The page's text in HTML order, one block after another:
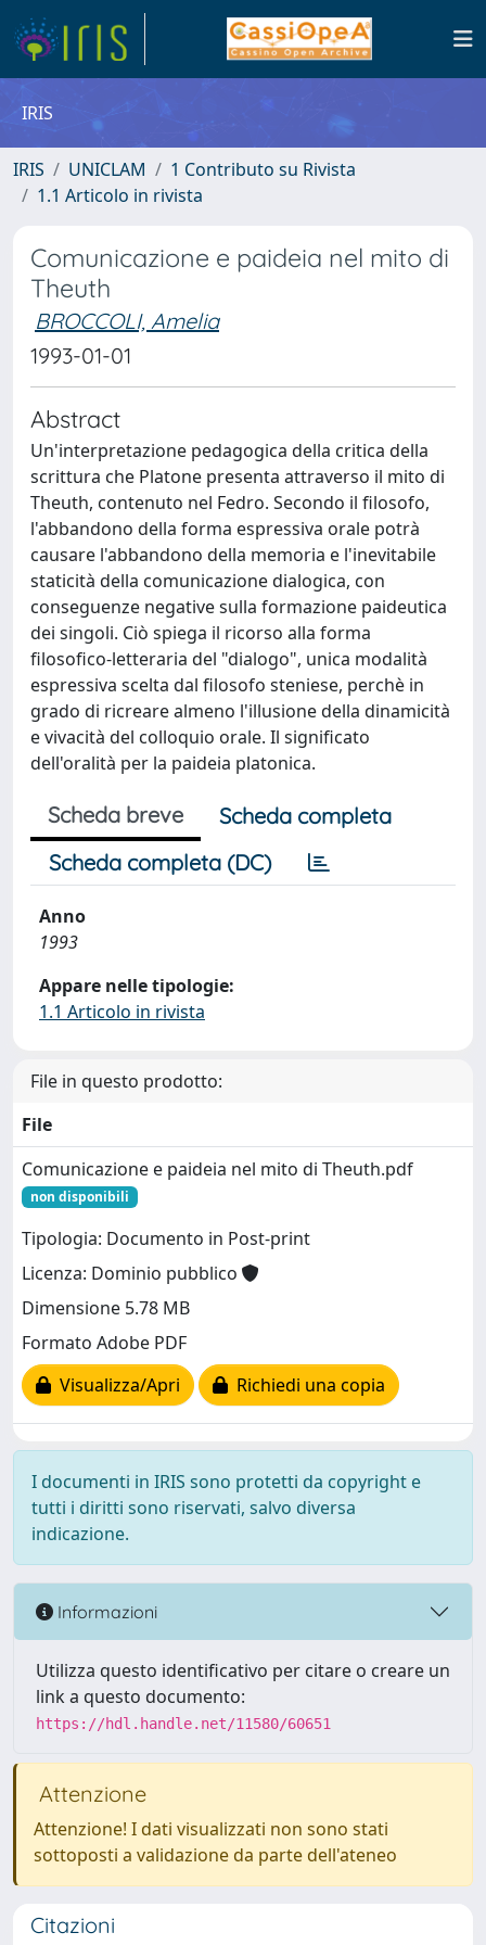
IRIS
IRIS UNICLAM
1 Contributo su Rivista
1.1 Articolo in rivista
Comunicazione e paideia nel mito di
Theuth
BROCCOLI, Amelia
1993-01-01
Abstract
Un'interpretazione pedagogica della critica della
scrittura che Platone presenta attraverso il mito di
Theuth, contenuto nel Fedro. Secondo il filosofo,
l'abbandono della forma espressiva orale potrà
causare l'abbandono della memoria e l'inevitabile
staticità della comunicazione dialogica, con
conseguenze negative sulla formazione paideutica
dei singoli. Ciò spiega il ricorso alla forma
filosofico-letteraria del "dialogo", unica modalità
espressiva scelta dal filosofo steniese, perchè in
grado di ricreare almeno l'illusione della dinamicità
e vivacità del colloquio orale. Il significato
dell'oralità per la paideia platonica.
Scheda breve
Scheda completa
Scheda completa (DC)
Anno
1993
Appare nelle tipologie:
1.1 Articolo in rivista
File in questo prodotto:
File
Comunicazione e paideia nel mito di Theuth.pdf
non disponibili
Tipologia: Documento in Post-print
Licenza: Dominio pubblico
Dimensione 5.78 MB
Formato Adobe PDF
Visualizza/Apri
Richiedi una copia
I documenti in IRIS sono protetti da copyright e
tutti i diritti sono riservati, salvo diversa
indicazione.
Informazioni
Utilizza questo identificativo per citare o creare un
link a questo documento:
https://hdl.handle.net/11580/60651
Attenzione
Attenzione! I dati visualizzati non sono stati
sottoposti a validazione da parte dell'ateneo
Citazioni